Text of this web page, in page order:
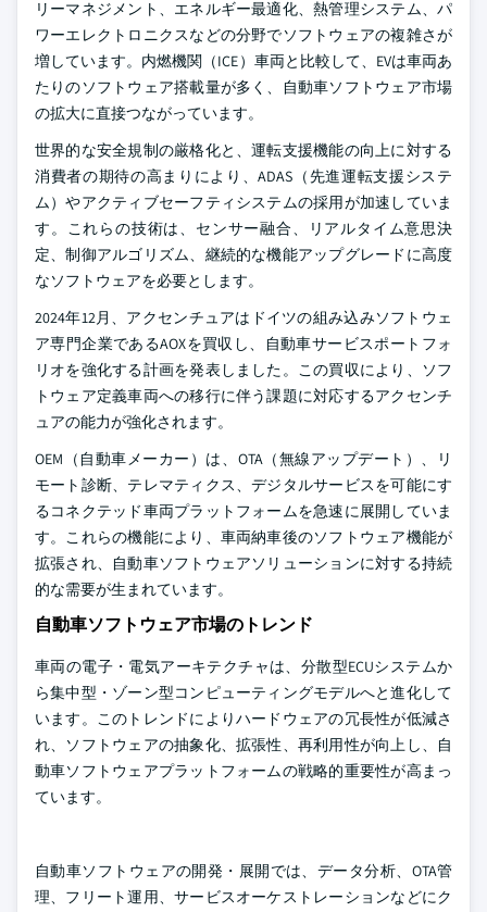
リーマネジメント、エネルギー最適化、熱管理システム、パ
ワーエレクトロニクスなどの分野でソフトウェアの複雑さが
増しています。内燃機関（ICE）車両と比較して、EVは車両あ
たりのソフトウェア搭載量が多く、自動車ソフトウェア市場
の拡大に直接つながっています。
世界的な安全規制の厳格化と、運転支援機能の向上に対する
消費者の期待の高まりにより、ADAS（先進運転支援システ
ム）やアクティブセーフティシステムの採用が加速していま
す。これらの技術は、センサー融合、リアルタイム意思決
定、制御アルゴリズム、継続的な機能アップグレードに高度
なソフトウェアを必要とします。
2024年12月、アクセンチュアはドイツの組み込みソフトウェ
ア専門企業であるAOXを買収し、自動車サービスポートフォ
リオを強化する計画を発表しました。この買収により、ソフ
トウェア定義車両への移行に伴う課題に対応するアクセンチ
ュアの能力が強化されます。
OEM（自動車メーカー）は、OTA（無線アップデート）、リ
モート診断、テレマティクス、デジタルサービスを可能にす
るコネクテッド車両プラットフォームを急速に展開していま
す。これらの機能により、車両納車後のソフトウェア機能が
拡張され、自動車ソフトウェアソリューションに対する持続
的な需要が生まれています。
自動車ソフトウェア市場のトレンド
車両の電子・電気アーキテクチャは、分散型ECUシステムか
ら集中型・ゾーン型コンピューティングモデルへと進化して
います。このトレンドによりハードウェアの冗長性が低減さ
れ、ソフトウェアの抽象化、拡張性、再利用性が向上し、自
動車ソフトウェアプラットフォームの戦略的重要性が高まっ
ています。
自動車ソフトウェアの開発・展開では、データ分析、OTA管
理、フリート運用、サービスオーケストレーションなどにク